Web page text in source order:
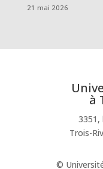
21 mai 2026
à
3351,
Trois-
©